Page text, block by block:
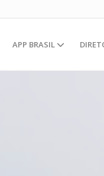
APP BRASIL